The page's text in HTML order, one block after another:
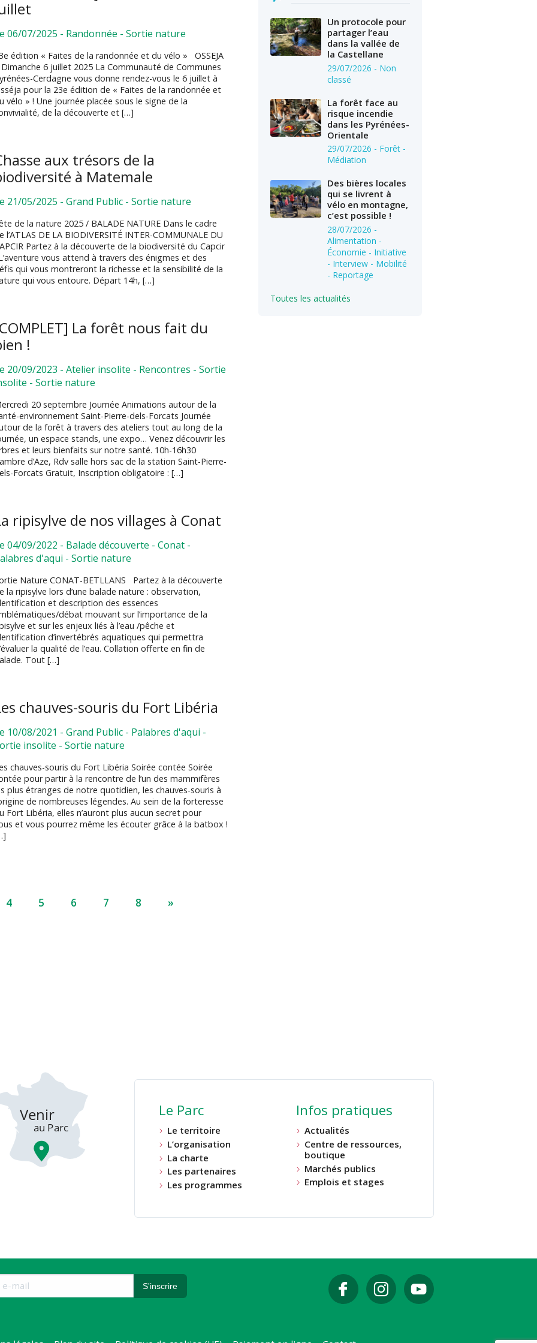
06/07/2025 - Randonnée -Sortie nature
édition « Faites de la randonnée et du vélo » OSSEJA
Dimanche 6 juillet 2025 La Communauté de Communes
Cerdagne vous donne rendez-vous le 6 juillet à
pour la 23e édition de « Faites de la randonnée et
vélo » ! Une journée placée sous le signe de la
de la découverte et […]
aux trésors de la
à Matemale
21/05/2025 -Grand Public -Sortie nature
de la nature 2025 / BALADE NATURE Dans le cadre
l’ATLAS DE LA BIODIVERSITÉ INTER-COMMUNALE DU
Partez à la découverte de la biodiversité du Capcir
vous attend à travers des énigmes et des
qui vous montreront la richesse et la sensibilité de la
qui vous entoure. Départ 14h, […]
La forêt nous fait du
!
20/09/2023 -Atelier insolite - Rencontres -Sortie
-Sortie nature
20 septembre Journée Animations autour de la
environnement Saint-Pierre-dels-Forcats Journée
de la forêt à travers des ateliers tout au long de la
un espace stands, une expo… Venez découvrir les
et leurs bienfaits sur notre santé. 10h-16h30
d’Aze, Rdv salle hors sac de la station Saint-Pierre-
Forcats Gratuit, Inscription obligatoire : […]
ripisylve de nos villages à Conat
04/09/2022 - Balade découverte -Conat -
d'aqui -Sortie nature
Nature CONAT-BETLLANS Partez à la découverte
la ripisylve lors d’une balade nature : observation,
et description des essences
débat mouvant sur l’importance de la
et sur les enjeux liés à l’eau /pêche et
d’invertébrés aquatiques qui permettra
la qualité de l’eau. Collation offerte en fin de
Tout […]
chauves-souris du Fort Libéria
10/08/2021 -Grand Public - Palabres d'aqui -
insolite -Sortie nature
chauves-souris du Fort Libéria Soirée contée Soirée
pour partir à la rencontre de l’un des mammifères
plus étranges de notre quotidien, les chauves-souris à
de nombreuses légendes. Au sein de la forteresse
Fort Libéria, elles n’auront plus aucun secret pour
et vous pourrez même les écouter grâce à la batbox !
4 5 6 7 8 »
Un protocole pour
partager l’eau
dans la vallée de
la Castellane
29/07/2026 - Non
classé
La forêt face au
risque incendie
dans les Pyrénées-
Orientale
29/07/2026 - Forêt -
Médiation
Des bières locales
qui se livrent à
vélo en montagne,
c’est possible !
28/07/2026 -
Alimentation -
Économie - Initiative
- Interview - Mobilité
- Reportage
Toutes les actualités
Le Parc
Le territoire
L’organisation
La charte
Les partenaires
Les programmes
Infos pratiques
Actualités
Centre de ressources,
boutique
Marchés publics
Emplois et stages